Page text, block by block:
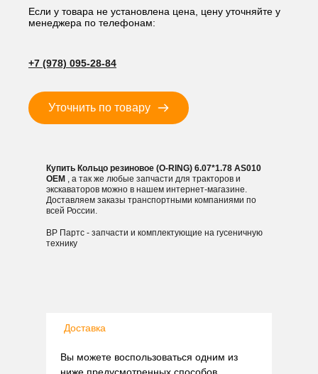
(O-
RING)
Если у товара не установлена цена, цену уточняйте у
менеджера по телефонам:
+7 (978) 095-28-84
Уточнить по товару
Купить Кольцо резиновое (O-RING) 6.07*1.78 AS010
OEM , а так же любые запчасти для тракторов и
экскаваторов можно в нашем интернет-магазине.
Доставляем заказы транспортными компаниями по
всей России.
ВР Партс - запчасти и комплектующие на гусеничную
технику
Доставка
Вы можете воспользоваться одним из